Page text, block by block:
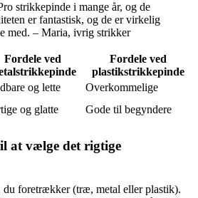
strikkepinde i mange år, og de
er fantastisk, og de er virkelig
med. – Maria, ivrig strikker
Fordele ved
Fordele ved
plastikstrikkepinde
og lette
Overkommelige
og glatte Gode til begyndere
at vælge det rigtige
foretrækker (træ, metal eller plastik).